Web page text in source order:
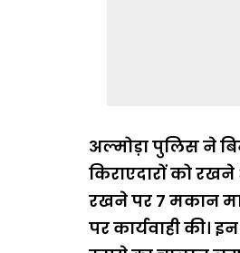
अल्मोड़ा पुलिस ने
किराएदारों को
रखने पर 7 मकान
पर कार्यवाही की।